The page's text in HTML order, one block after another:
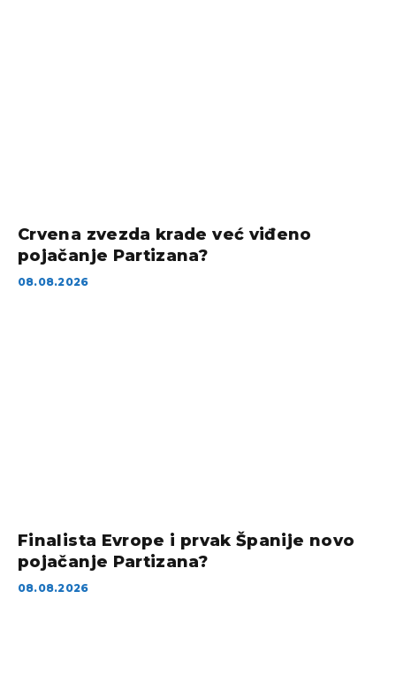
Crvena zvezda krade već viđeno
pojačanje Partizana?
08.08.2026
Finalista Evrope i prvak Španije novo
pojačanje Partizana?
08.08.2026